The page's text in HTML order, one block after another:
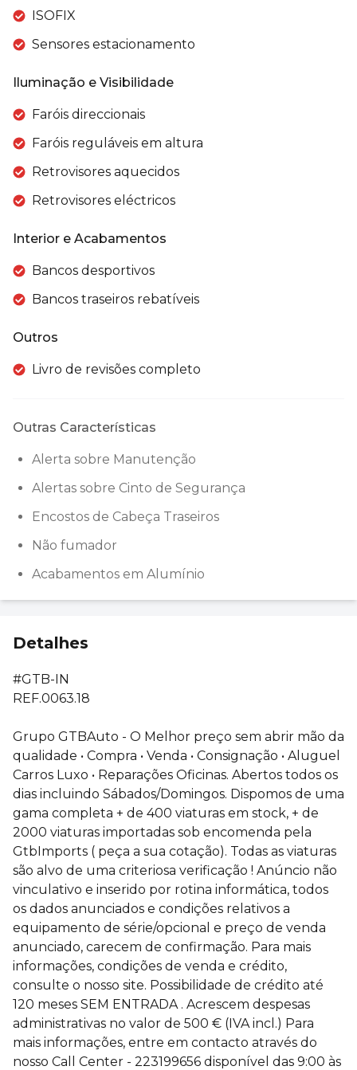
ISOFIX
Sensores estacionamento
Iluminação e Visibilidade
Faróis direccionais
Faróis reguláveis em altura
Retrovisores aquecidos
Retrovisores eléctricos
Interior e Acabamentos
Bancos desportivos
Bancos traseiros rebatíveis
Outros
Livro de revisões completo
Outras Características
Alerta sobre Manutenção
Alertas sobre Cinto de Segurança
Encostos de Cabeça Traseiros
Não fumador
Acabamentos em Alumínio
Detalhes
#GTB-IN
REF.0063.18
Grupo GTBAuto - O Melhor preço sem abrir mão da
qualidade • Compra • ⁠Venda • ⁠Consignação • ⁠Aluguel
Carros Luxo • ⁠Reparações Oficinas. Abertos todos os
dias incluindo Sábados/Domingos. Dispomos de uma
gama completa + de 400 viaturas em stock, + de
2000 viaturas importadas sob encomenda pela
GtbImports ( peça a sua cotação). Todas as viaturas
são alvo de uma criteriosa verificação ! Anúncio não
vinculativo e inserido por rotina informática, todos
os dados anunciados e condições relativos a
equipamento de série/opcional e preço de venda
anunciado, carecem de confirmação. Para mais
informações, condições de venda e crédito,
consulte o nosso site. Possibilidade de crédito até
120 meses SEM ENTRADA . Acrescem despesas
administrativas no valor de 500 € (IVA incl.) Para
mais informações, entre em contacto através do
nosso Call Center - 223199656 disponível das 9:00 às